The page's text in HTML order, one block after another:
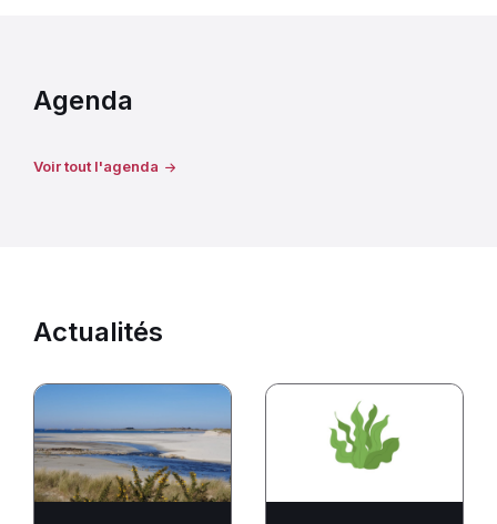
Agenda
Voir tout l'agenda
Actualités
Plages
:
autorisations
et
interdictions
Ramassage
à